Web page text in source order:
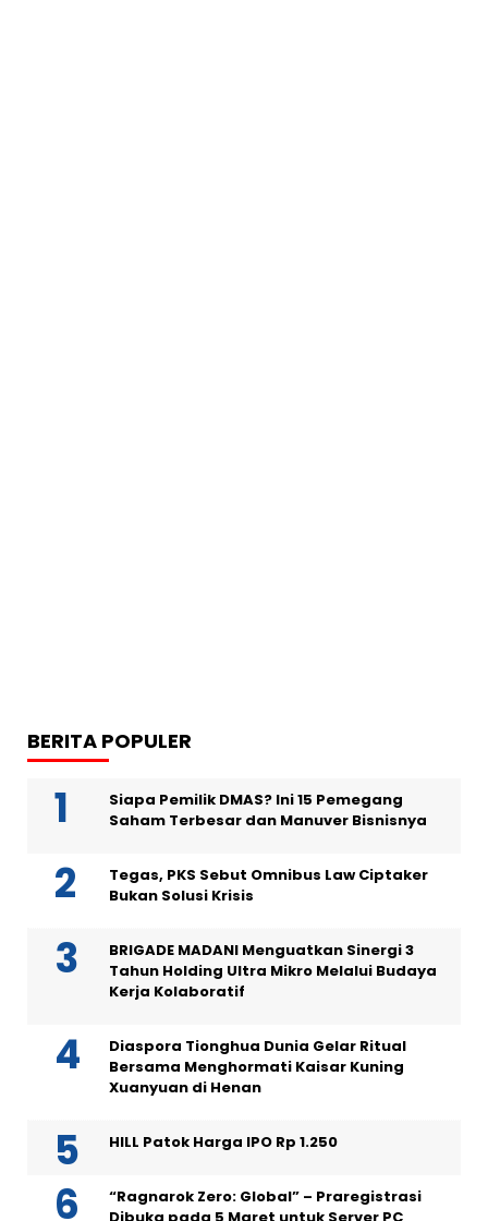
BERITA POPULER
Siapa Pemilik DMAS? Ini 15 Pemegang
Saham Terbesar dan Manuver Bisnisnya
Tegas, PKS Sebut Omnibus Law Ciptaker
Bukan Solusi Krisis
BRIGADE MADANI Menguatkan Sinergi 3
Tahun Holding Ultra Mikro Melalui Budaya
Kerja Kolaboratif
Diaspora Tionghua Dunia Gelar Ritual
Bersama Menghormati Kaisar Kuning
Xuanyuan di Henan
HILL Patok Harga IPO Rp 1.250
“Ragnarok Zero: Global” – Praregistrasi